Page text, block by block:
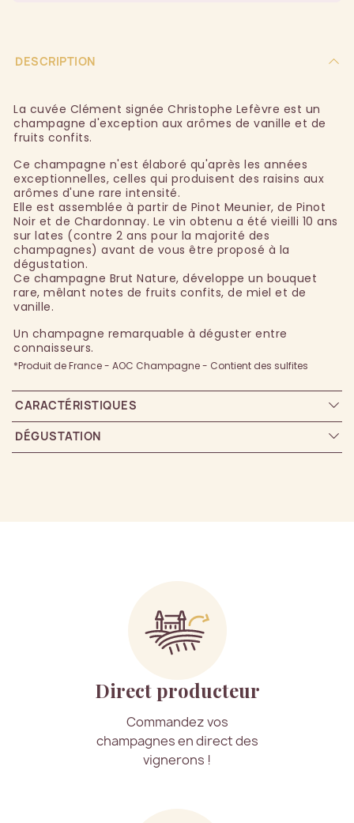
DESCRIPTION
La cuvée Clément signée Christophe Lefèvre est un
champagne d'exception aux arômes de vanille et de
fruits confits.
Ce champagne n'est élaboré qu'après les années
exceptionnelles, celles qui produisent des raisins aux
arômes d'une rare intensité.
Elle est assemblée à partir de Pinot Meunier, de Pinot
Noir et de Chardonnay. Le vin obtenu a été vieilli 10 ans
sur lates (contre 2 ans pour la majorité des
champagnes) avant de vous être proposé à la
dégustation.
Ce champagne Brut Nature, développe un bouquet
rare, mêlant notes de fruits confits, de miel et de
vanille.
Un champagne remarquable à déguster entre
connaisseurs.
*Produit de France - AOC Champagne - Contient des sulfites
CARACTÉRISTIQUES
DÉGUSTATION
Direct producteur
Commandez vos
champagnes en direct des
vignerons !